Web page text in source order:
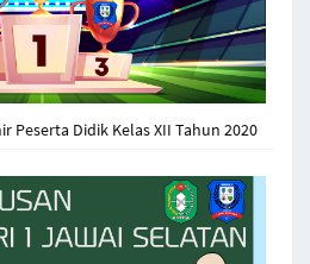
Peserta Didik Kelas XII Tahun 2020